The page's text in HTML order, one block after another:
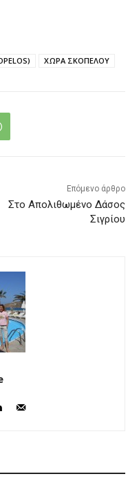
ΧΩΡΑ ΣΚΟΠΕΛΟΥ
Επόμενο άρθρο
Στο Απολιθωμένο Δάσος
Σιγρίου